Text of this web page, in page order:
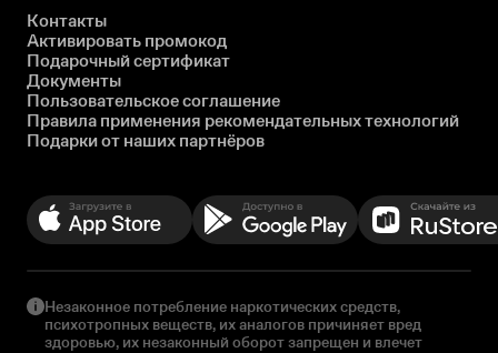
Контакты
Активировать промокод
Подарочный сертификат
Документы
Пользовательское соглашение
Правила применения рекомендательных технологий
Подарки от наших партнёров
Незаконное потребление наркотических средств,
психотропных веществ, их аналогов причиняет вред
здоровью, их незаконный оборот запрещен и влечет